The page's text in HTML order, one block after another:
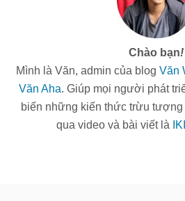
Chào bạn!
Mình là Văn, admin của blog Văn
Văn Aha. Giúp mọi người phát
biến những kiến thức trừu
qua video và bài viết là